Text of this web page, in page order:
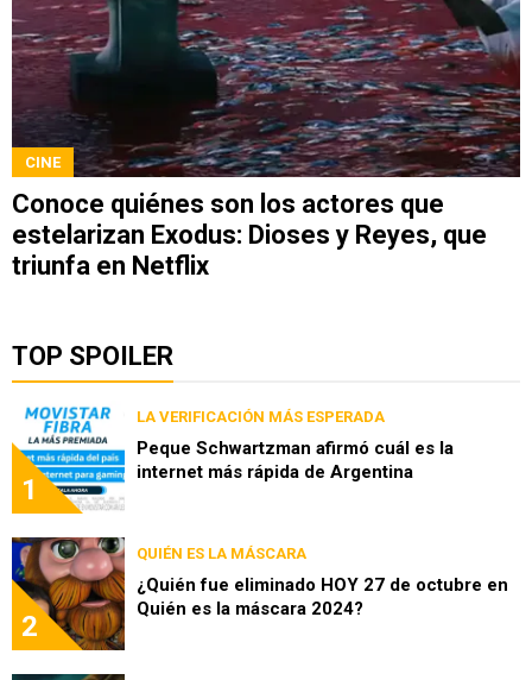
CINE
Conoce quiénes son los actores que
estelarizan Exodus: Dioses y Reyes, que
triunfa en Netflix
TOP SPOILER
1
LA VERIFICACIÓN MÁS ESPERADA
Peque Schwartzman afirmó cuál es la
internet más rápida de Argentina
2
QUIÉN ES LA MÁSCARA
¿Quién fue eliminado HOY 27 de octubre en
Quién es la máscara 2024?